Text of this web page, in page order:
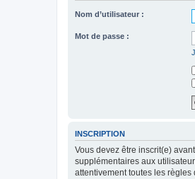
Nom d’utilisateur :
Mot de passe :
INSCRIPTION
Vous devez être inscrit(e)
supplémentaires aux
attentivement toutes les